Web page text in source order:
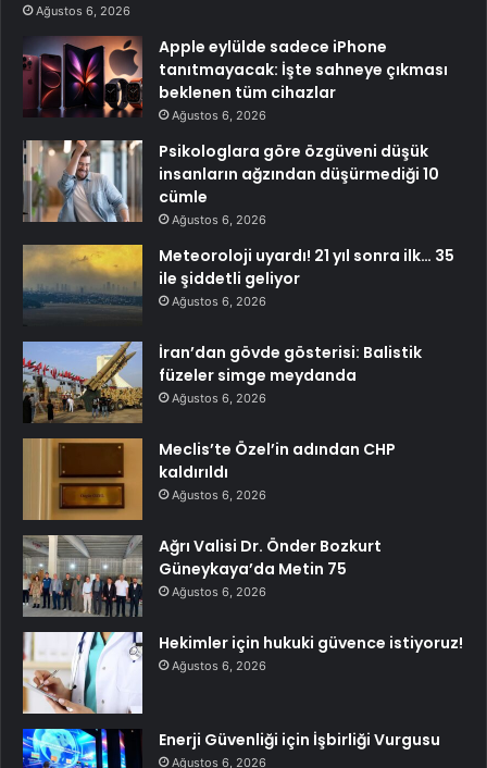
Ağustos 6, 2026
Apple eylülde sadece iPhone
tanıtmayacak: İşte sahneye çıkması
beklenen tüm cihazlar
Ağustos 6, 2026
Psikologlara göre özgüveni düşük
insanların ağzından düşürmediği 10
cümle
Ağustos 6, 2026
Meteoroloji uyardı! 21 yıl sonra ilk… 35
ile şiddetli geliyor
Ağustos 6, 2026
İran’dan gövde gösterisi: Balistik
füzeler simge meydanda
Ağustos 6, 2026
Meclis’te Özel’in adından CHP
kaldırıldı
Ağustos 6, 2026
Ağrı Valisi Dr. Önder Bozkurt
Güneykaya’da Metin 75
Ağustos 6, 2026
Hekimler için hukuki güvence istiyoruz!
Ağustos 6, 2026
Enerji Güvenliği için İşbirliği Vurgusu
Ağustos 6, 2026